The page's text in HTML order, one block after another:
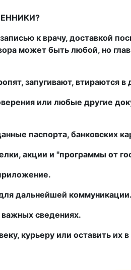
к врачу, доставкой
может быть любой, но
запугивают, втираются в
или любые другие
паспорта, банковских
акции и "программы от
дальнейшей коммуникации.
сведениях.
курьеру или оставить их